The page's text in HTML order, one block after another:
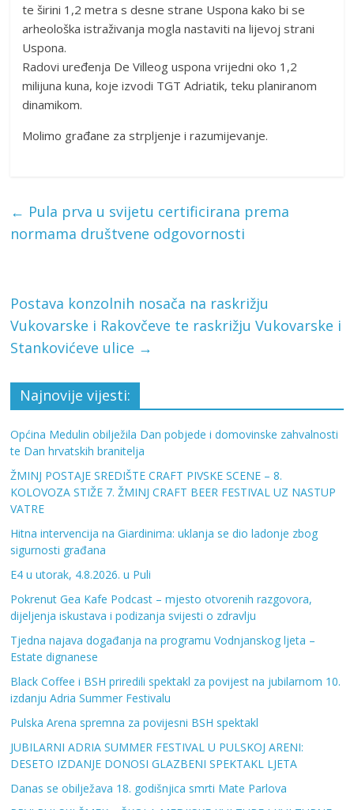
te širini 1,2 metra s desne strane Uspona kako bi se
arheološka istraživanja mogla nastaviti na lijevoj strani
Uspona.
Radovi uređenja De Villeog uspona vrijedni oko 1,2
milijuna kuna, koje izvodi TGT Adriatik, teku planiranom
dinamikom.
Molimo građane za strpljenje i razumijevanje.
← Pula prva u svijetu certificirana prema
normama društvene odgovornosti
Postava konzolnih nosača na raskrižju
Vukovarske i Rakovčeve te raskrižju Vukovarske i
Stankovićeve ulice →
Najnovije vijesti:
Općina Medulin obilježila Dan pobjede i domovinske zahvalnosti
te Dan hrvatskih branitelja
ŽMINJ POSTAJE SREDIŠTE CRAFT PIVSKE SCENE – 8.
KOLOVOZA STIŽE 7. ŽMINJ CRAFT BEER FESTIVAL UZ NASTUP
VATRE
Hitna intervencija na Giardinima: uklanja se dio ladonje zbog
sigurnosti građana
E4 u utorak, 4.8.2026. u Puli
Pokrenut Gea Kafe Podcast – mjesto otvorenih razgovora,
dijeljenja iskustava i podizanja svijesti o zdravlju
Tjedna najava događanja na programu Vodnjanskog ljeta –
Estate dignanese
Black Coffee i BSH priredili spektakl za povijest na jubilarnom 10.
izdanju Adria Summer Festivalu
Pulska Arena spremna za povijesni BSH spektakl
JUBILARNI ADRIA SUMMER FESTIVAL U PULSKOJ ARENI:
DESETO IZDANJE DONOSI GLAZBENI SPEKTAKL LJETA
Danas se obilježava 18. godišnjica smrti Mate Parlova